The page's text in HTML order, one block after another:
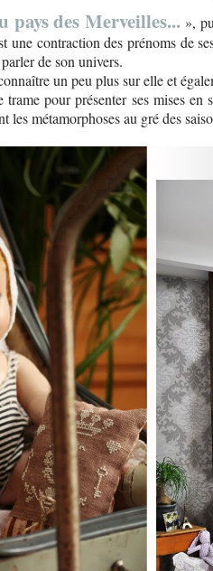
pays des Merveilles... »,
une contraction des prénoms de
de son univers.
un peu plus sur elle et
pour présenter ses mises en
les métamorphoses au gré des